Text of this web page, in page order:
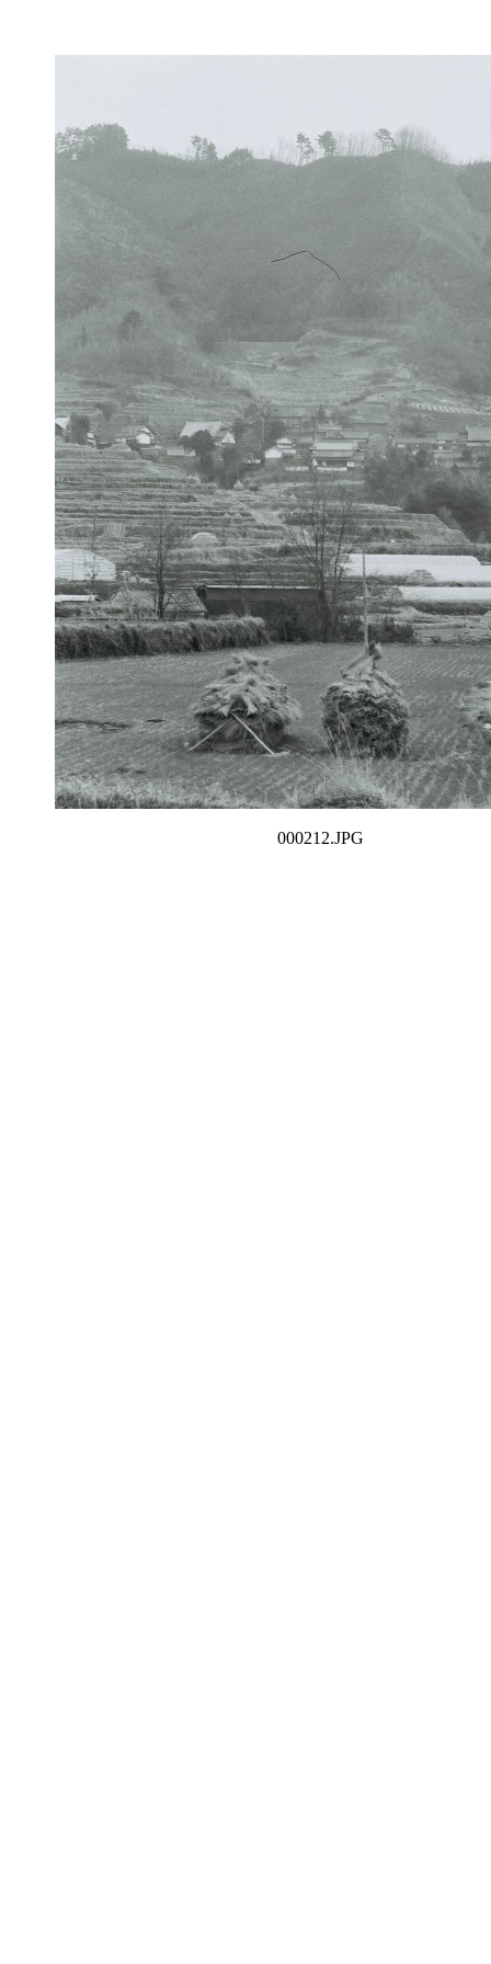
000212.JPG